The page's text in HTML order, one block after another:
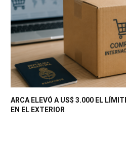
ARCA ELEVÓ A US$ 3.000 EL
EN EL EXTERIOR